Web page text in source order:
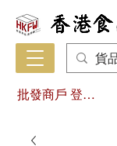
批發商戶 登入/註冊